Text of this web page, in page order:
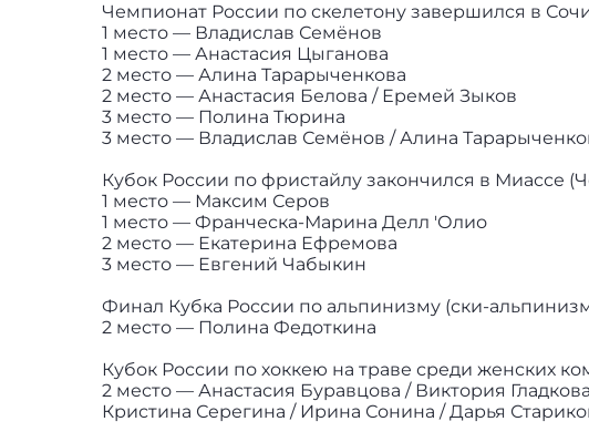
Чемпионат России по скелетону завершился в
1 место — Владислав Семёнов
1 место — Анастасия Цыганова
2 место — Алина Тарарыченкова
2 место — Анастасия Белова / Еремей Зыков
3 место — Полина Тюрина
3 место — Владислав Семёнов / Алина
Кубок России по фристайлу закончился в Миассе
1 место — Максим Серов
1 место — Франческа-Марина Делл 'Олио
2 место — Екатерина Ефремова
3 место — Евгений Чабыкин
Финал Кубка России по альпинизму (ски-
2 место — Полина Федоткина
Кубок России по хоккею на траве среди женских
2 место — Анастасия Буравцова / Виктория
Кристина Серегина / Ирина Сонина / Дарья